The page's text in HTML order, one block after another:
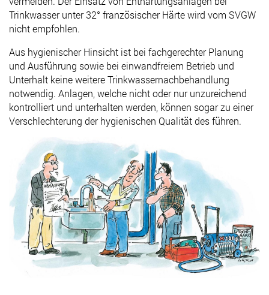
Trinkwasser unter 32° französischer Härte wird vom SVGW
nicht empfohlen.
Aus hygienischer Hinsicht ist bei fachgerechter Planung
und Ausführung sowie bei einwandfreiem Betrieb und
Unterhalt keine weitere Trinkwassernachbehandlung
notwendig. Anlagen, welche nicht oder nur unzureichend
kontrolliert und unterhalten werden, können sogar zu einer
Verschlechterung der hygienischen Qualität des führen.